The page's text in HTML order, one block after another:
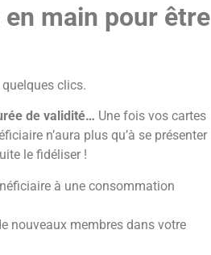
main pour être
clics.
de validité… Une fois vos cartes
n’aura plus qu’à se présenter
le fidéliser !
à une consommation
nouveaux membres dans votre